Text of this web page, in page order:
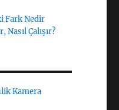
Fark Nedir
Çalışır?
Kamera